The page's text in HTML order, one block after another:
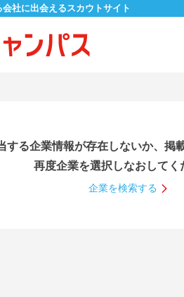
会社に出会えるスカウトサイト
する企業情報が存在しないか、掲
再度企業を選択しなおしてく
企業を検索する